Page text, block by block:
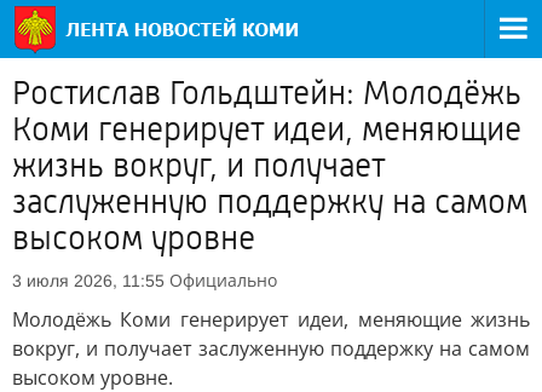
Ростислав Гольдштейн: Молодёжь
Коми генерирует идеи, меняющие
жизнь вокруг, и получает
заслуженную поддержку на самом
высоком уровне
3 июля 2026, 11:55 Официально
Молодёжь Коми генерирует идеи, меняющие жизнь
вокруг, и получает заслуженную поддержку на самом
высоком уровне.